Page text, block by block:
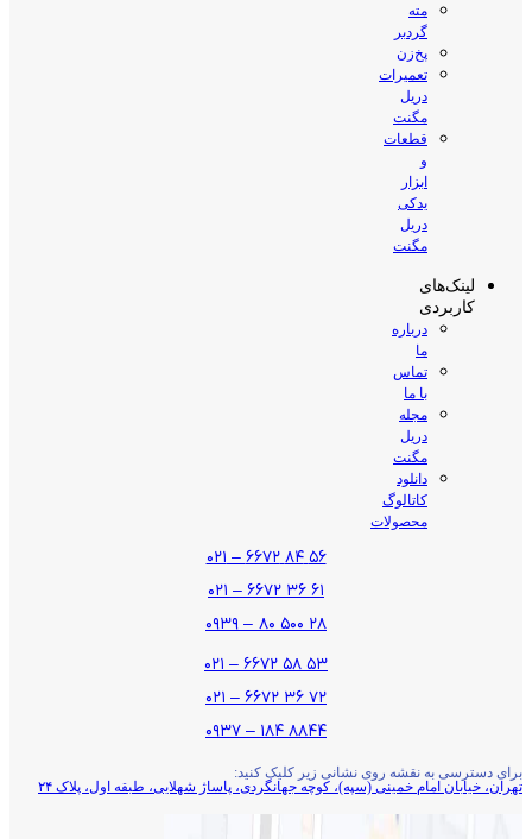
مته
گردبر
پخ‌زن
تعمیرات
دریل
مگنت
قطعات
و
ابزار
یدکی
دریل
مگنت
لینک‌های
کاربردی
درباره
ما
تماس
با ما
مجله
دریل
مگنت
دانلود
کاتالوگ
محصولات
۵۶ ۸۴ ۶۶۷۲ – ۰۲۱
۶۱ ۳۶ ۶۶۷۲ – ۰۲۱
۲۸ ۵۰۰ ۸۰ – ۰۹۳۹
۵۳ ۵۸ ۶۶۷۲ – ۰۲۱
۷۲ ۳۶ ۶۶۷۲ – ۰۲۱
۸۸۴۴ ۱۸۴ – ۰۹۳۷
برای دسترسی به نقشه روی نشانی زیر کلیک کنید:
تهران، خیابان امام خمینی (سپه)، کوچه جهانگردی،‌ پاساژ شهلایی، طبقه اول، پلاک ۲۴